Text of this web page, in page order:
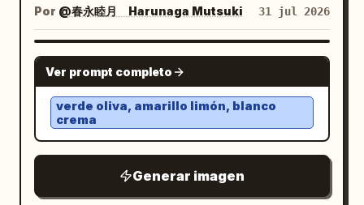
negro carbón con márgenes estrechos y
apariencia de publicación de feed.
Diseño: En la parte superior, coloca una
cuadrícula de 2 × 2 con exactamente 4
miniaturas horizontales pequeñas con
separaciones oscuras delgadas. Debajo
de la cuadrícula, añade una marca
pequeña de dos caracteres que parezca
Por @春永睦月 Harunaga Mutsuki 31 jul 2026
GPT IMAGE 2
Ver prompt completo
verde oliva, amarillo limón, blanco
crema
Generar imagen